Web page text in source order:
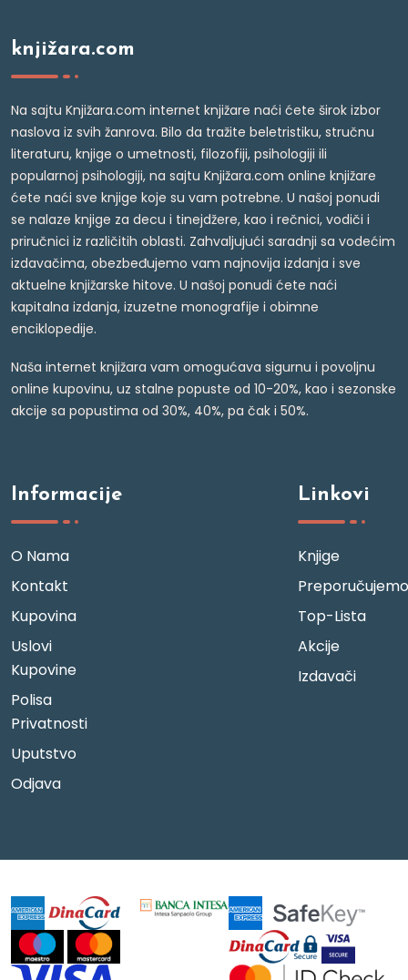
knjižara.com
Na sajtu Knjižara.com internet knjižare naći ćete širok izbor
naslova iz svih žanrova. Bilo da tražite beletristiku, stručnu
literaturu, knjige o umetnosti, filozofiji, psihologiji ili
popularnoj psihologiji, na sajtu Knjižara.com online knjižare
ćete naći sve knjige koje su vam potrebne. U našoj ponudi
se nalaze knjige za decu i tinejdžere, kao i rečnici, vodiči i
priručnici iz različitih oblasti. Zahvaljujući saradnji sa vodećim
izdavačima, obezbeđujemo vam najnovija izdanja i sve
aktuelne knjižarske hitove. U našoj ponudi ćete naći
kapitalna izdanja, izuzetne monografije i obimne
enciklopedije.
Naša internet knjižara vam omogućava sigurnu i povoljnu
online kupovinu, uz stalne popuste od 10-20%, kao i sezonske
akcije sa popustima od 30%, 40%, pa čak i 50%.
Informacije
O Nama
Kontakt
Kupovina
Uslovi
Kupovine
Polisa
Privatnosti
Uputstvo
Odjava
Linkovi
Knjige
Preporučujemo
Top-Lista
Akcije
Izdavači